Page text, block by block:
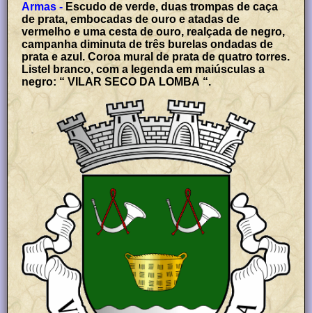
Armas - Escudo de verde, duas trompas de caça
de prata, embocadas de ouro e atadas de
vermelho e uma cesta de ouro, realçada de negro,
campanha diminuta de três burelas ondadas de
prata e azul. Coroa mural de prata de quatro torres.
Listel branco, com a legenda em maiúsculas a
negro: “ VILAR SECO DA LOMBA “.